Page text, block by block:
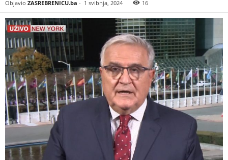
Objavio ZASREBRENICU.ba - 1 svibnja, 2024 16